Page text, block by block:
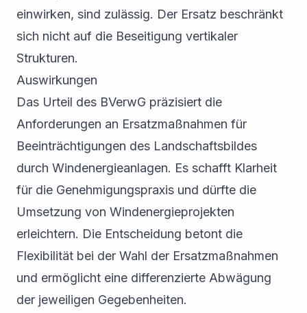
einwirken, sind zulässig. Der Ersatz beschränkt
sich nicht auf die Beseitigung vertikaler
Strukturen.
Auswirkungen
Das Urteil des BVerwG präzisiert die
Anforderungen an Ersatzmaßnahmen für
Beeinträchtigungen des Landschaftsbildes
durch Windenergieanlagen. Es schafft Klarheit
für die Genehmigungspraxis und dürfte die
Umsetzung von Windenergieprojekten
erleichtern. Die Entscheidung betont die
Flexibilität bei der Wahl der Ersatzmaßnahmen
und ermöglicht eine differenzierte Abwägung
der jeweiligen Gegebenheiten.